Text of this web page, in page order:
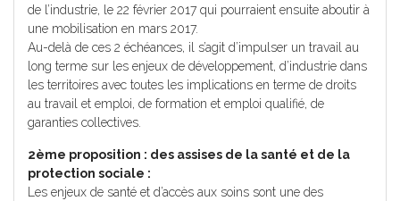
de l’industrie, le 22 février 2017 qui pourraient ensuite aboutir à
une mobilisation en mars 2017.
Au-delà de ces 2 échéances, il s’agit d’impulser un travail au
long terme sur les enjeux de développement, d’industrie dans
les territoires avec toutes les implications en terme de droits
au travail et emploi, de formation et emploi qualifié, de
garanties collectives.
2ème proposition : des assises de la santé et de la
protection sociale :
Les enjeux de santé et d’accès aux soins sont une des